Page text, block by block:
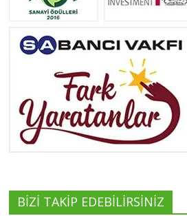
Yeşilist
Tüm yazıları görüntüle
BİZİ TAKİP EDEBİLİRSİNİZ